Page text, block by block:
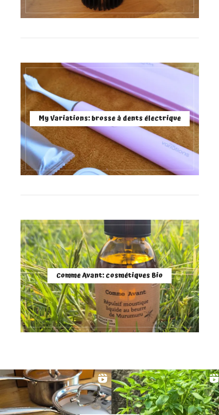
My Variations: brosse à dents électrique
Comme Avant: cosmétiques Bio